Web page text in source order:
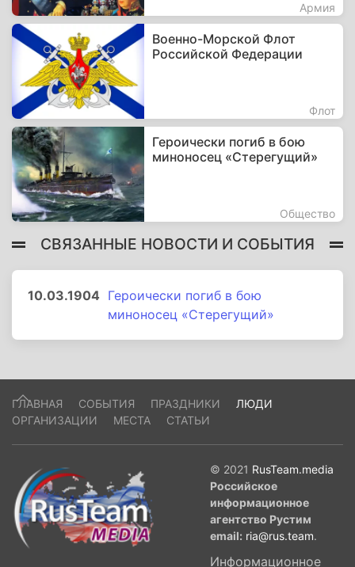
Армия
Военно-Морской Флот
Российской Федерации
Флот
Героически погиб в бою
миноносец «Стерегущий»
Общество
СВЯЗАННЫЕ НОВОСТИ И СОБЫТИЯ
10.03.1904 Героически погиб в бою
миноносец «Стерегущий»
ГЛАВНАЯ СОБЫТИЯ ПРАЗДНИКИ
ЛЮДИ
ОРГАНИЗАЦИИ
МЕСТА СТАТЬИ
© 2021 RusTeam.media
Российское
информационное
агентство Рустим
email: ria@rus.team.
Информационное